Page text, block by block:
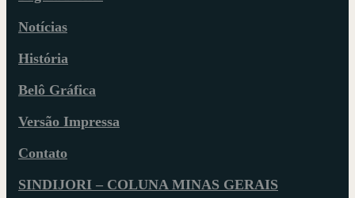
Notícias
História
Belô Gráfica
Versão Impressa
Contato
SINDIJORI – COLUNA MINAS GERAIS